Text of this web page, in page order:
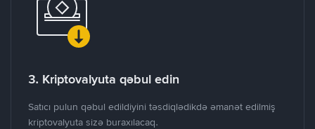
3. Kriptovalyuta qəbul edin
Satıcı pulun qəbul edildiyini təsdiqlədikdə əmanət edilmiş
kriptovalyuta sizə buraxılacaq.